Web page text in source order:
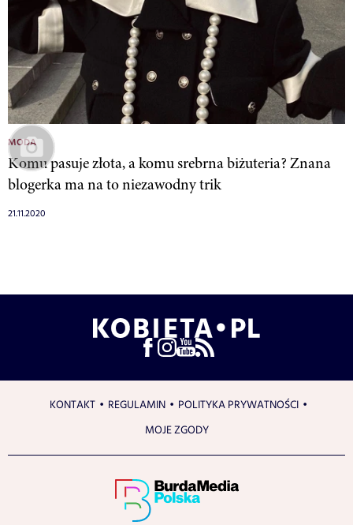
MODA
Komu pasuje złota, a komu srebrna biżuteria? Znana
blogerka ma na to niezawodny trik
21.11.2020
KONTAKT REGULAMIN
POLITYKA PRYWATNOŚCI
MOJE ZGODY